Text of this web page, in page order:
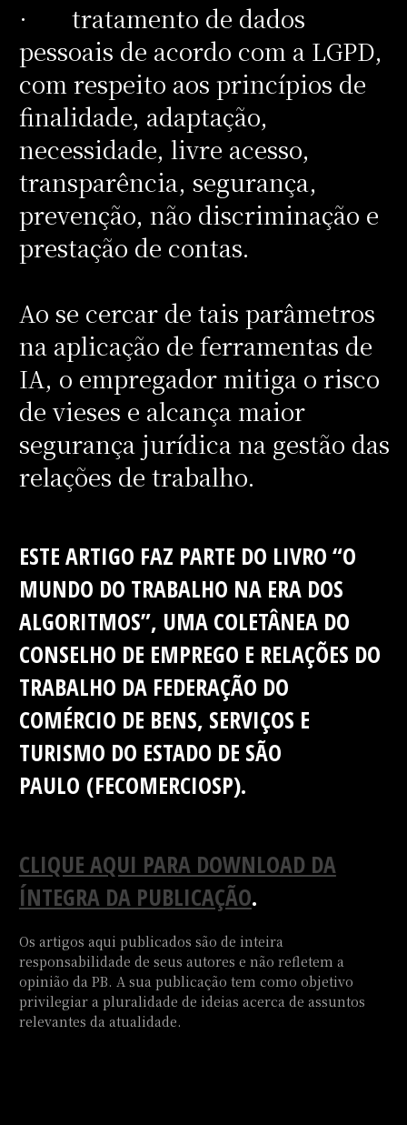
· tratamento de dados
pessoais de acordo com a LGPD,
com respeito aos princípios de
finalidade, adaptação,
necessidade, livre acesso,
transparência, segurança,
prevenção, não discriminação e
prestação de contas.
Ao se cercar de tais parâmetros
na aplicação de ferramentas de
IA, o empregador mitiga o risco
de vieses e alcança maior
segurança jurídica na gestão das
relações de trabalho.
ESTE ARTIGO FAZ PARTE DO LIVRO “O
MUNDO DO TRABALHO NA ERA DOS
ALGORITMOS”, UMA COLETÂNEA DO
CONSELHO DE EMPREGO E RELAÇÕES DO
TRABALHO DA FEDERAÇÃO DO
COMÉRCIO DE BENS, SERVIÇOS E
TURISMO DO ESTADO DE SÃO
PAULO (FECOMERCIOSP).
CLIQUE AQUI PARA DOWNLOAD DA
ÍNTEGRA DA PUBLICAÇÃO.
Os artigos aqui publicados são de inteira
responsabilidade de seus autores e não refletem a
opinião da PB. A sua publicação tem como objetivo
privilegiar a pluralidade de ideias acerca de assuntos
relevantes da atualidade.